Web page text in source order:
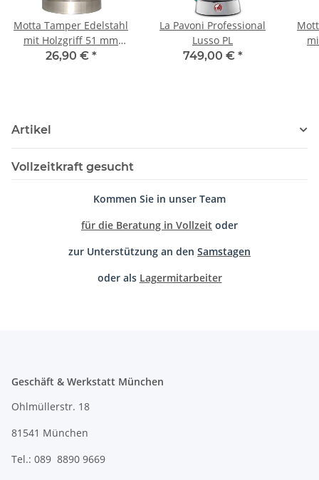
Motta Tamper Edelstahl
mit Holzgriff 51 mm
schwarz flat
26,90 € *
La Pavoni Professional
Lusso PL
749,00 € *
Artikel
Vollzeitkraft gesucht
Kommen Sie in unser Team
für die Beratung in Vollzeit oder
zur Unterstützung an den Samstagen
oder als Lagermitarbeiter
Geschäft & Werkstatt München
Ohlmüllerstr. 18
81541 München
Tel.: 089 8890 9669